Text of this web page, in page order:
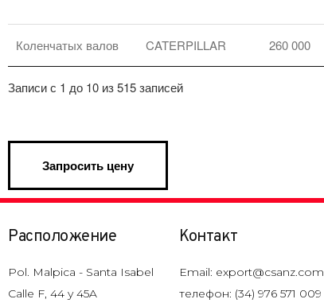
Коленчатых валов CATERPILLAR 260 000
Записи с 1 до 10 из 515 записей
Расположение
Pol. Malpica - Santa Isabel
Calle F, 44 y 45A
Контакт
Email: export@csanz.com
телефон: (34) 976 571 009